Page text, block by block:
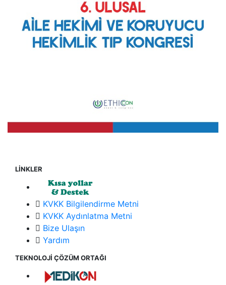
LİNKLER
KVKK Bilgilendirme Metni
KVKK Aydınlatma Metni
Bize Ulaşın
Yardım
TEKNOLOJİ ÇÖZÜM ORTAĞI